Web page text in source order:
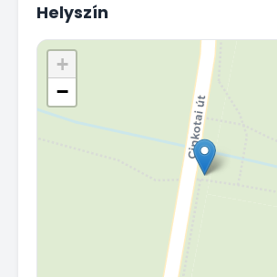
Helyszín
+
−